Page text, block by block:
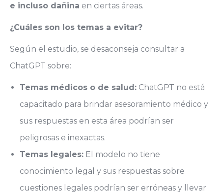
e incluso dañina en ciertas áreas.
¿Cuáles son los temas a evitar?
Según el estudio, se desaconseja consultar a
ChatGPT sobre:
Temas médicos o de salud: ChatGPT no está
capacitado para brindar asesoramiento médico y
sus respuestas en esta área podrían ser
peligrosas e inexactas.
Temas legales: El modelo no tiene
conocimiento legal y sus respuestas sobre
cuestiones legales podrían ser erróneas y llevar